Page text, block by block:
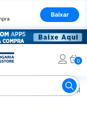
Baixar
0
Biscoito e